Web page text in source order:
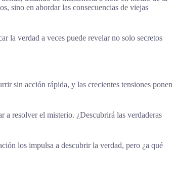
sino en abordar las consecuencias de viejas
la verdad a veces puede revelar no solo secretos
sin acción rápida, y las crecientes tensiones ponen
a resolver el misterio. ¿Descubrirá las verdaderas
los impulsa a descubrir la verdad, pero ¿a qué